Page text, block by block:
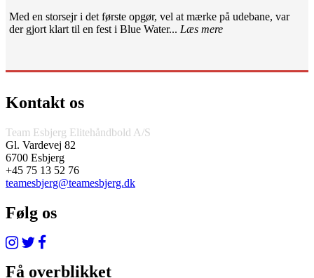
Med en storsejr i det første opgør, vel at mærke på udebane, var
der gjort klart til en fest i Blue Water... Læs mere
Kontakt os
Team Esbjerg Elitehåndbold A/S
Gl. Vardevej 82
6700 Esbjerg
+45 75 13 52 76
teamesbjerg@teamesbjerg.dk
Følg os
Få overblikket